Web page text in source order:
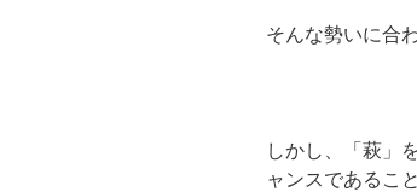
そんな勢いに合
しかし、「萩」
ャンスであるこ